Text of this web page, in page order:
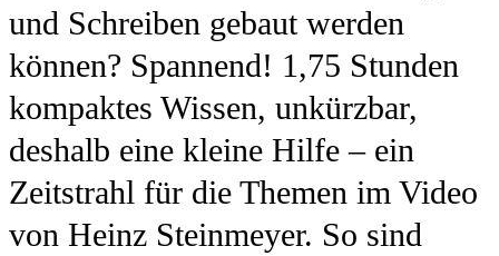
und Schreiben gebaut werden
können? Spannend! 1,75 Stunden
kompaktes Wissen, unkürzbar,
deshalb eine kleine Hilfe – ein
Zeitstrahl für die Themen im Video
von Heinz Steinmeyer. So sind